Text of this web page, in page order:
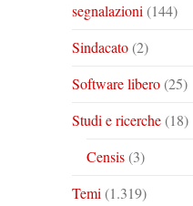
segnalazioni (144)
Sindacato(2)
Software libero(25)
Studi e ricerche(18)
Censis(3)
Temi (1.319)